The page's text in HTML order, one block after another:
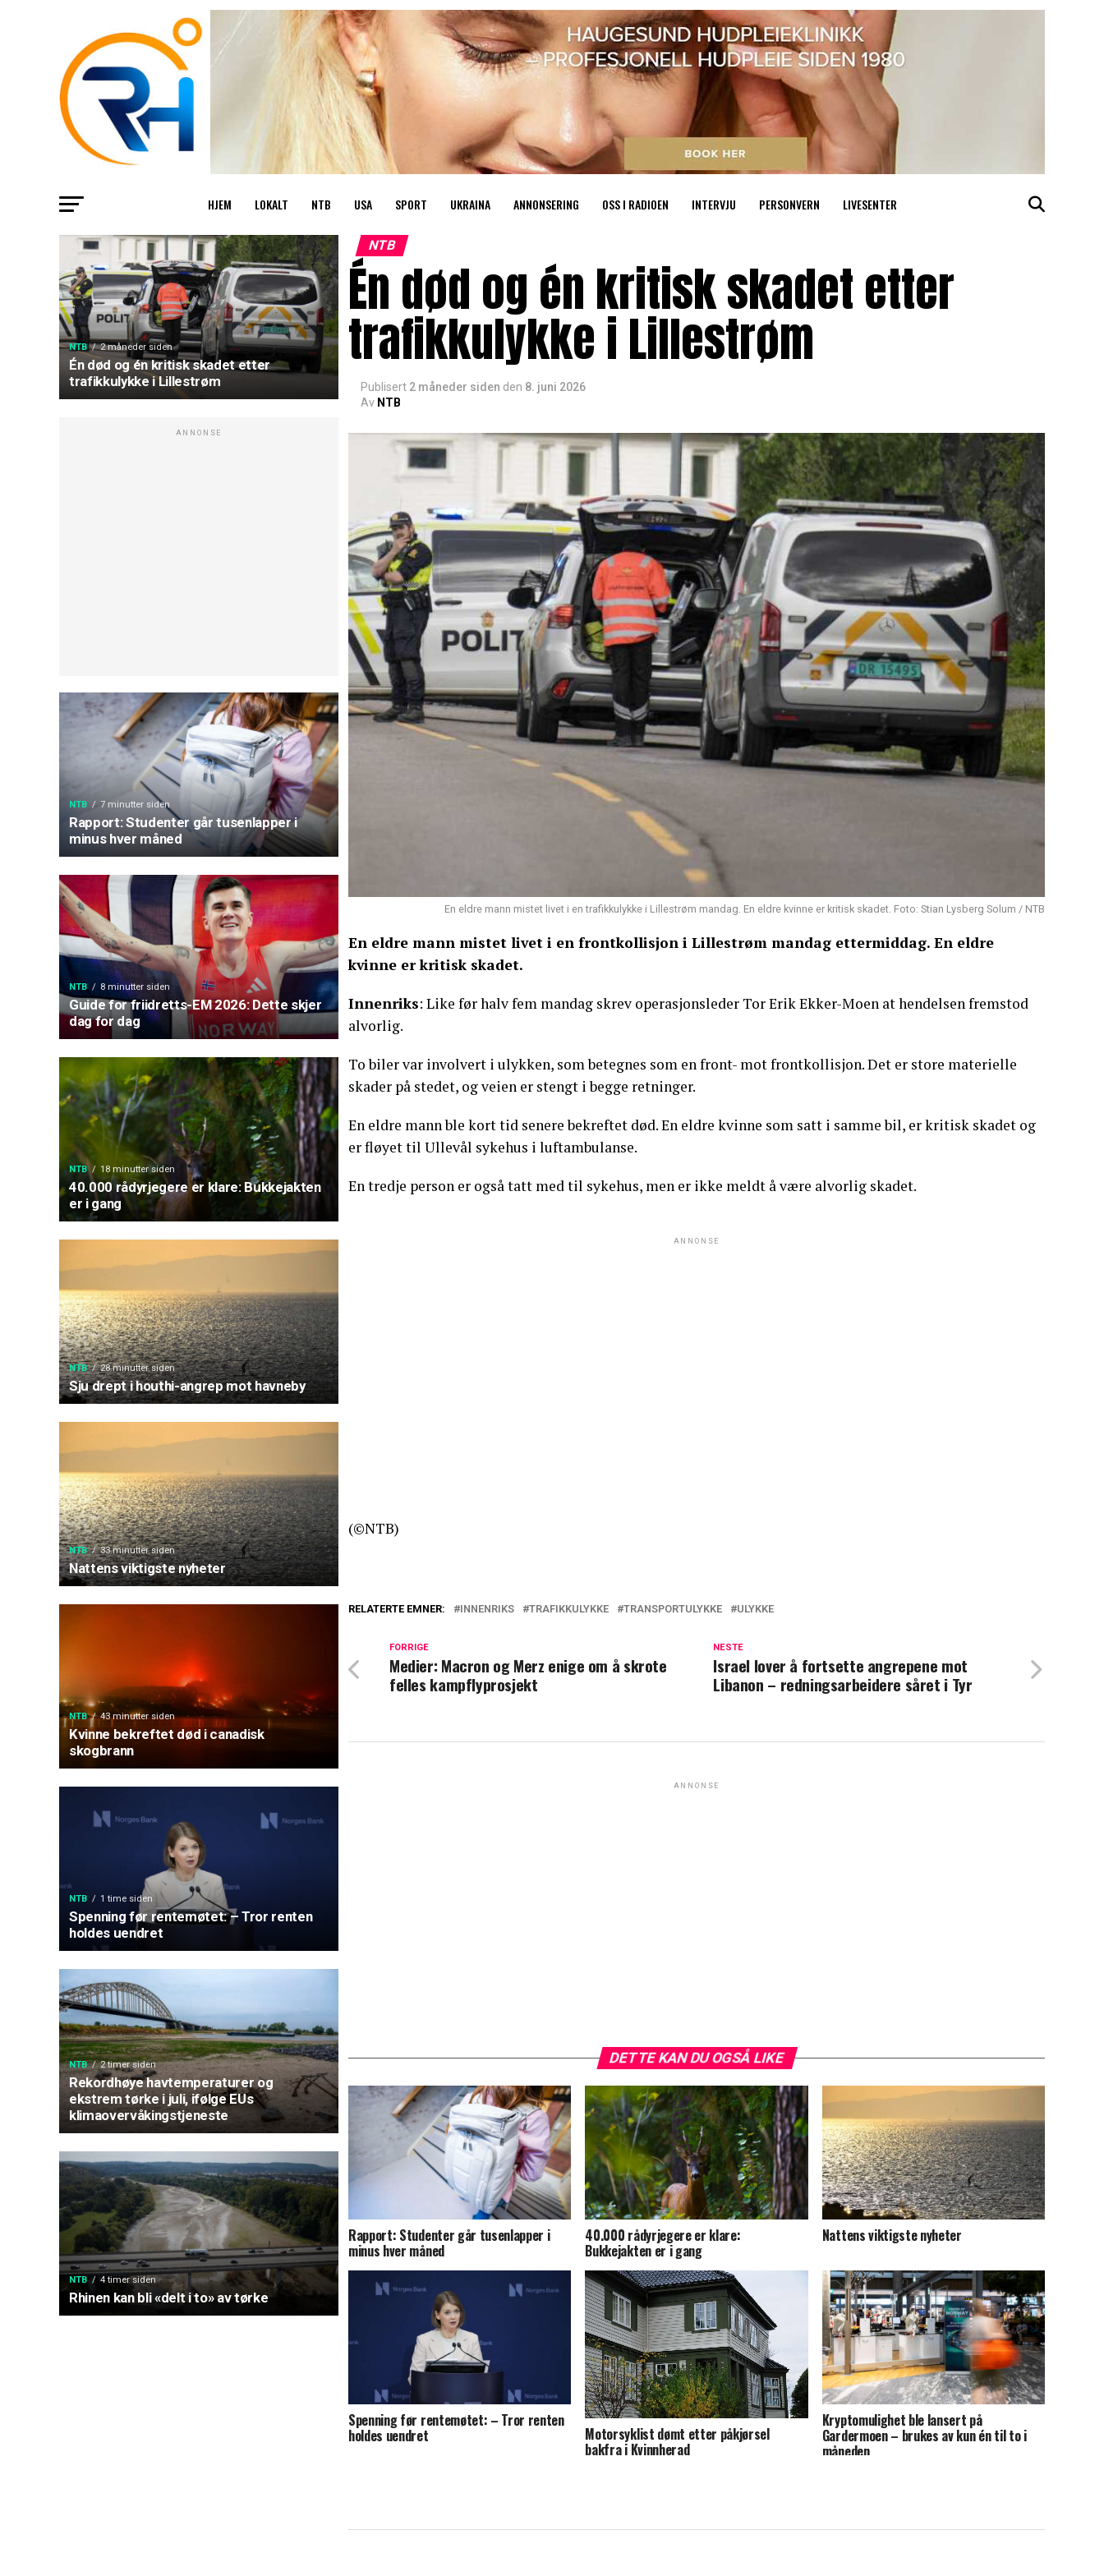
HJEM LOKALT NTB USA SPORT UKRAINA ANNONSERING OSS I RADIOEN INTERVJU PERSONVERN LIVESENTER
NTB 2 måneder siden
Én død og én kritisk skadet etter
trafikkulykke i Lillestrøm
ANNONSE
NTB 7 minutter siden
Rapport: Studenter går tusenlapper i
minus hver måned
NTB 8 minutter siden
Guide for friidretts-EM 2026: Dette skjer
dag for dag
NTB 18 minutter siden
40.000 rådyrjegere er klare: Bukkejakten
er i gang
NTB 28 minutter siden
Sju drept i houthi-angrep mot havneby
NTB 33 minutter siden
Nattens viktigste nyheter
NTB 43 minutter siden
Kvinne bekreftet død i canadisk
skogbrann
NTB 1 time siden
Spenning før rentemøtet: – Tror renten
holdes uendret
NTB 2 timer siden
Rekordhøye havtemperaturer og
ekstrem tørke i juli, ifølge EUs
klimaovervåkingstjeneste
NTB 4 timer siden
Rhinen kan bli «delt i to» av tørke
NTB
Én død og én kritisk skadet etter
trafikkulykke i Lillestrøm
Publisert 2 måneder siden den 8. juni 2026
Av NTB
En eldre mann mistet livet i en trafikkulykke i Lillestrøm mandag. En eldre kvinne er kritisk skadet. Foto: Stian Lysberg Solum / NTB
En eldre mann mistet livet i en frontkollisjon i Lillestrøm mandag ettermiddag. En eldre
kvinne er kritisk skadet.
Innenriks: Like før halv fem mandag skrev operasjonsleder Tor Erik Ekker-Moen at hendelsen fremstod
alvorlig.
To biler var involvert i ulykken, som betegnes som en front- mot frontkollisjon. Det er store materielle
skader på stedet, og veien er stengt i begge retninger.
En eldre mann ble kort tid senere bekreftet død. En eldre kvinne som satt i samme bil, er kritisk skadet og
er fløyet til Ullevål sykehus i luftambulanse.
En tredje person er også tatt med til sykehus, men er ikke meldt å være alvorlig skadet.
ANNONSE
(©NTB)
RELATERTE EMNER: INNENRIKS TRAFIKKULYKKE TRANSPORTULYKKE ULYKKE
NESTE
Israel lover å fortsette angrepene mot
Libanon – redningsarbeidere såret i Tyr
FORRIGE
Medier: Macron og Merz enige om å skrote
felles kampflyprosjekt
ANNONSE
DETTE KAN DU OGSÅ LIKE
Rapport: Studenter går tusenlapper i
minus hver måned
40.000 rådyrjegere er klare:
Bukkejakten er i gang
Nattens viktigste nyheter
Spenning før rentemøtet: – Tror renten
holdes uendret Motorsyklist dømt etter påkjørsel
bakfra i Kvinnherad
Kryptomulighet ble lansert på
Gardermoen – brukes av kun én til to i
måneden